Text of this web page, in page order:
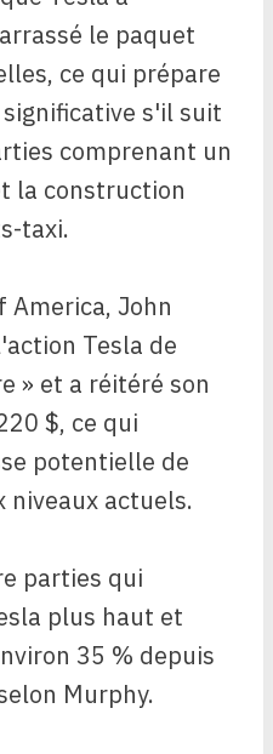
le paquet
ce qui prépare
s'il suit
comprenant un
la construction
taxi.
America, John
Tesla de
» et a réitéré son
$, ce qui
potentielle de
niveaux actuels.
parties qui
plus haut et
35 % depuis
Murphy.